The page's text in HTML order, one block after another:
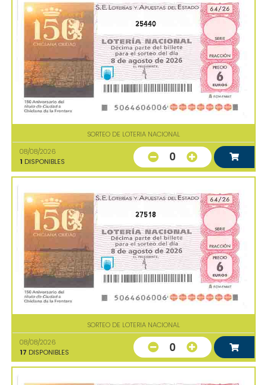
25440
SORTEO DE LOTERIA NACIONAL
08/08/2026
1 DISPONIBLES 0
27518
SORTEO DE LOTERIA NACIONAL
08/08/2026
17 DISPONIBLES 0